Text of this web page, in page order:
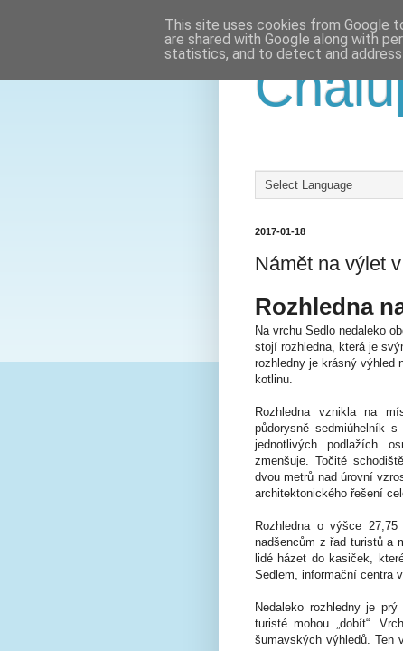
2017-01-18
Námět na výlet
Rozhledna
Na vrchu Sedlo nedaleko
stojí rozhledna, která je
rozhledny je krásný výhled
kotlinu.
Rozhledna vznikla na
půdorysně sedmiúhelník
jednotlivých podlažích
zmenšuje. Točité
dvou metrů nad úrovní
architektonického řešení
Rozhledna o výšce
nadšencům z řad turistů a
lidé házet do kasiček,
Sedlem, informační centra
Nedaleko rozhledny je
turisté mohou „dobít“.
šumavských výhledů. Ten
This site uses cookies from Google
are shared with Google along with
statistics, and to detect and address